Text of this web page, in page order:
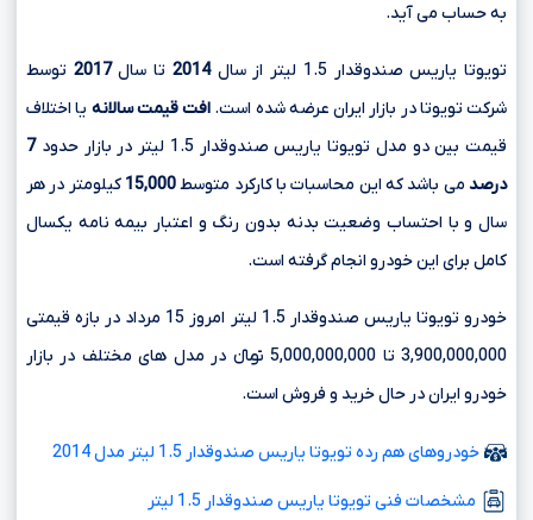
به حساب می آید.
تویوتا یاریس صندوقدار 1.5 لیتر از سال 2014 تا سال2017 توسط
شرکت تویوتا در بازار ایران عرضه شده است. افت قیمت سالانه یا اختلاف
قیمت بین دو مدل تویوتا یاریس صندوقدار 1.5 لیتر در بازار حدود
7
درصد می باشد که این محاسبات با کارکرد متوسط15,000 کیلومتر در هر
سال و با احتساب وضعیت بدنه بدون رنگ و اعتبار بیمه نامه یکسال
کامل برای این خودرو انجام گرفته است.
خودرو تویوتا یاریس صندوقدار 1.5 لیتر امروز 15 مرداد در بازه قیمتی
3,900,000,000 تا 5,000,000,000 تومانءءء در مدل های مختلف در بازار
خودرو ایران در حال خرید و فروش است.
خودروهای هم رده تویوتا یاریس صندوقدار 1.5 لیتر مدل 2014
مشخصات فنی تویوتا یاریس صندوقدار 1.5 لیتر